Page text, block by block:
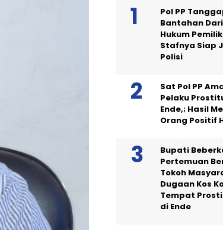
Pol PP
Bantahan
Hukum
Stafnya Siap
Polisi
Sat Pol PP
Pelaku
Ende,; Hasil
Orang Positif
Bupati
Pertemuan
Tokoh
Dugaan Kos
Tempat
di Ende